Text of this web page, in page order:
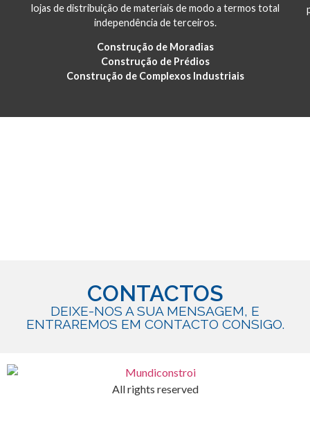
lojas de distribuição de materiais de modo a termos total
independência de terceiros.
Construção de Moradias
Construção de Prédios
Construção de Complexos Industriais
CONTACTOS
DEIXE-NOS A SUA MENSAGEM, E
ENTRAREMOS EM CONTACTO CONSIGO.
All rights reserved